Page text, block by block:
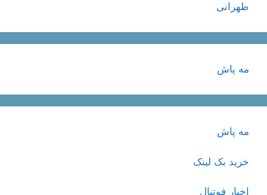
طهرانی
مه پاش
مه پاش
خرید بک لینک
اخبار فوتبال